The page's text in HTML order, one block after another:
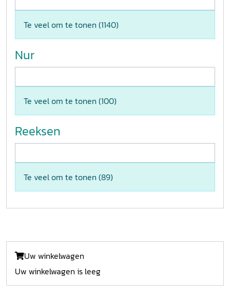
Te veel om te tonen (1140)
Nur
Te veel om te tonen (100)
Reeksen
Te veel om te tonen (89)
Uw winkelwagen
Uw winkelwagen is leeg